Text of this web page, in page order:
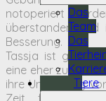
Das
Team
Das
Tiere
notoperiert
überstanden
Besserung.
Tassja ist
eine eher
ihre Umgebung
Zeit für sie